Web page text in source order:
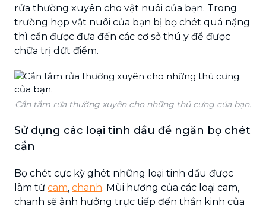
rửa thường xuyên cho vật nuôi của bạn. Trong
trường hợp vật nuôi của bạn bị bọ chét quá nặng
thì cần được đưa đến các cơ sở thú y để được
chữa trị dứt điểm.
Cần tắm rửa thường xuyên cho những thú cưng của bạn.
Sử dụng các loại tinh dầu để ngăn bọ chét
cắn
Bọ chét cực kỳ ghét những loại tinh dầu được
làm từ cam, chanh. Mùi hương của các loại cam,
chanh sẽ ảnh hưởng trực tiếp đến thần kinh của